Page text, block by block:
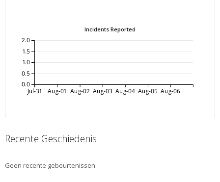
Incidents Reported
Jul-31 Aug-01 Aug-02 Aug-03 Aug-04 Aug-05 Aug-06
0.0
0.5
1.0
1.5
2.0
Recente Geschiedenis
Geen recente gebeurtenissen.